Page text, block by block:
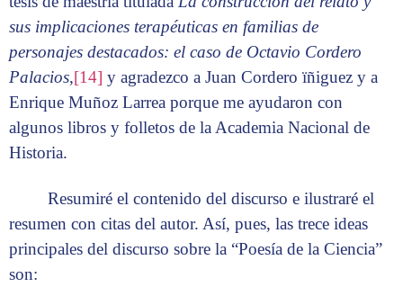
sus implicaciones terapéuticas en familias de
personajes destacados: el caso de Octavio Cordero
Palacios,[14] y agradezco a Juan Cordero ïñiguez y a
Enrique Muñoz Larrea porque me ayudaron con
algunos libros y folletos de la Academia Nacional de
Historia.
Resumiré el contenido del discurso e ilustraré el
resumen con citas del autor. Así, pues, las trece ideas
principales del discurso sobre la “Poesía de la Ciencia”
son: